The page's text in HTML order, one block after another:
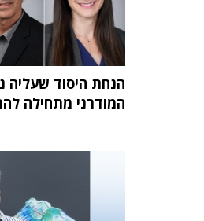
הנחת היסוד שעליה
המודרני מתחילה